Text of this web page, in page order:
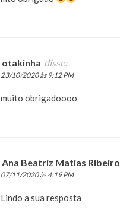
otakinha disse:
23/10/2020 às 9:12 PM
muito obrigadoooo
Ana Beatriz Matias Ribeiro
07/11/2020 às 4:19 PM
Lindo a sua resposta